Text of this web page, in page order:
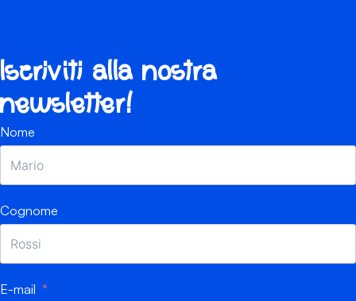
Iscriviti alla nostra
newsletter!
Nome
Cognome
E-mail